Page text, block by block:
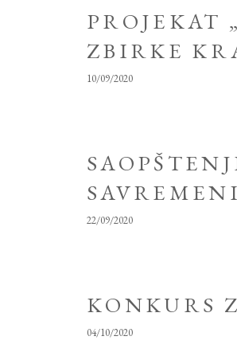
ZBIRKE
10/09/2020
22/09/2020
KONKURS
04/10/2020